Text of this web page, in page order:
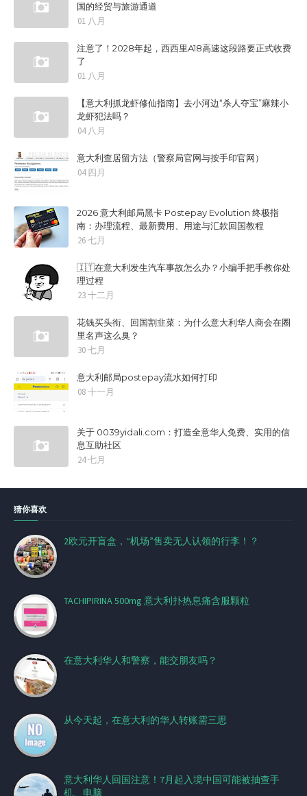
国的经贸与旅游通道
01 八月
注意了！2028年起，西西里A18高速这段路要正式收费
了
01 八月
【意大利抓龙虾修仙指南】去小河边“杀人夺宝”麻辣小
龙虾犯法吗？
04 八月
意大利查居留方法（警察局官网与按手印官网）
04 四月
2026 意大利邮局黑卡 Postepay Evolution 终极指
南：办理流程、最新费用、用途与汇款回国教程
26 七月
🇮🇹在意大利发生汽车事故怎么办？小编手把手教你处
理过程
23 十二月
花钱买头衔、回国割韭菜：为什么意大利华人商会在圈
里名声这么臭？
30 七月
意大利邮局postepay流水如何打印
08 十一月
关于 0039yidali.com：打造全意华人免费、实用的信
息互助社区
24 七月
猜你喜欢
2欧元开盲盒，“机场”售卖无人认领的行李！？
TACHIPIRINA 500mg 意大利扑热息痛含服颗粒
在意大利华人和警察，能交朋友吗？
从今天起，在意大利的华人转账需三思
意大利华人回国注意！7月起入境中国可能被抽查手
机、电脑